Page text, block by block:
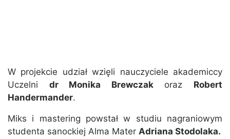
W projekcie udział wzięli nauczyciele akademiccy
Uczelni dr Monika Brewczakoraz Robert
Handermander.
Miks i mastering powstał w studiu nagraniowym
studenta sanockiej Alma Mater Adriana Stodolaka.